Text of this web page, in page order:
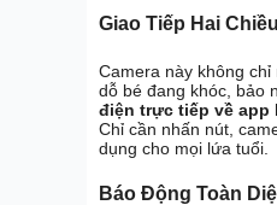
Giao Tiếp Hai
Camera này không
dỗ bé đang khóc, bảo
điện trực tiếp về app
Chỉ cần nhấn nút,
dụng cho mọi lứa tuổi.
Báo Động Toàn